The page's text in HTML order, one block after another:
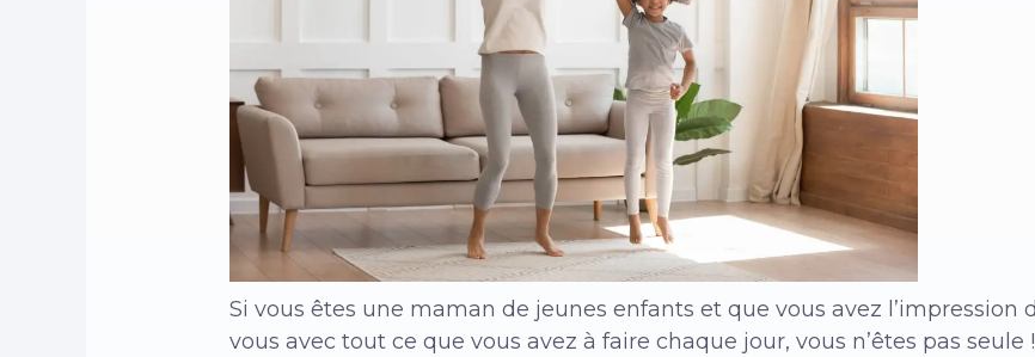
Si vous êtes une maman de jeunes enfants et que vous avez l’impression
vous avec tout ce que vous avez à faire chaque jour, vous n’êtes pas seule